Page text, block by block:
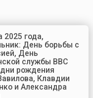
2025 года,
День борьбы с
День
службы ВВС
рождения
Клавдии
и Александра